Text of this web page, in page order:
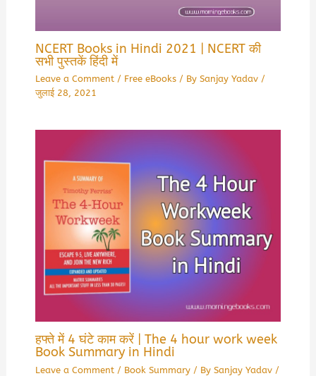
NCERT Books in Hindi 2021 | NCERT की
सभी पुस्तकें हिंदी में
Leave a Comment / Free eBooks/ By Sanjay Yadav /
जुलाई 28, 2021
हफ्ते में 4 घंटे काम करें | The 4 hour work week
Book Summary in Hindi
Leave a Comment / Book Summary/ By Sanjay Yadav /